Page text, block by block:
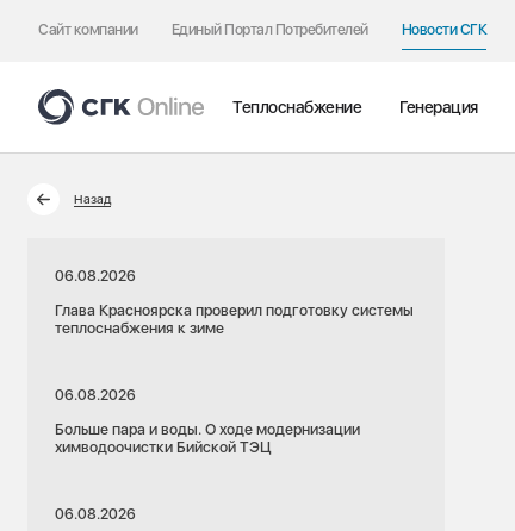
Сайт компании Единый Портал Потребителей Новости СГК
Теплоснабжение Генерация
Назад
06.08.2026
Глава Красноярска проверил подготовку системы
теплоснабжения к зиме
06.08.2026
Больше пара и воды. О ходе модернизации
химводоочистки Бийской ТЭЦ
06.08.2026